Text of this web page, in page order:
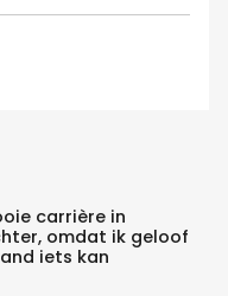
carrière in
omdat ik geloof
iets kan